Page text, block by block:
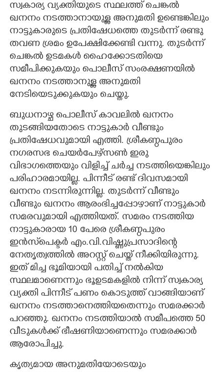
ZOOM
CONTACT US
സ്വകാര്യ വ്യക്തിയുടെ സ്ഥലത്ത് ചെങ്കൽ
ഖനനം നടത്താനായുള്ള അനുമതി ഉണ്ടെങ്കിലും
നാട്ടുകാരുടെ പ്രതിഷേധത്തെ തുടർന്ന് രണ്ടു
തവണ ശ്രമം ഉപേക്ഷിക്കേണ്ടി വന്നു. തുടർന്ന്
ചെങ്കൽ ഉടമകൾ ഹൈക്കോടതിയെ
സമീപിക്കുകയും പൊലീസ് സംരക്ഷണയിൽ
ഖനനം നടത്താനുള്ള അനുമതി
നേടിയെടുക്കുകയും ചെയ്തു.
ബുധനാഴ്ച പൊലീസ് കാവലിൽ ഖനനം
തുടങ്ങിയതോടെ നാട്ടുകാർ വീണ്ടും
പ്രതിഷേധവുമായി എത്തി. ശ്രീകണ്ഠപുരം
നഗരസഭ ചെയർപേഴ്സൺ ഇരു
വിഭാഗത്തെയും വിളിച്ച് ചർച്ച നടത്തിയെങ്കിലും
പരിഹാരമായില്ല. പിന്നീട് രണ്ട് ദിവസമായി
ഖനനം നടന്നിരുന്നില്ല. തുടർന്ന് വീണ്ടും
വീണ്ടും ഖനനം ആരംഭിച്ചപ്പോഴാണ് നാട്ടുകാർ
സമരവുമായി എത്തിയത്. സമരം നടത്തിയ
നാട്ടുകാരായ 10 പേരെ ശ്രീകണ്ഠപുരം
ഇൻസ്‌പെക്ടർ എം.വി.വിഷ്ണുപ്രസാദിന്റെ
നേതൃത്വത്തിൽ അറസ്റ്റ് ചെയ്ത് നീക്കിയിരുന്നു.
ഇത് മിച്ച ഭൂമിയായി പതിച്ച് നൽകിയ
സ്ഥലമാണെന്നും ഭൂഉടമകളിൽ നിന്ന് സ്വകാര്യ
വ്യക്തി പിന്നീട് പണം കൊടുത്ത് വാങ്ങിയാണ്
ഖനനം നടത്താനെത്തിയതെന്നും സമരക്കാർ
പറഞ്ഞു. ഖനനം നടത്തിയാൽ സമീപത്തെ 50
വീടുകൾക്ക് ഭീഷണിയാണെന്നും സമരക്കാർ
ആരോപിച്ചു.
കൃത്യമായ അനുമതിയോടെയും